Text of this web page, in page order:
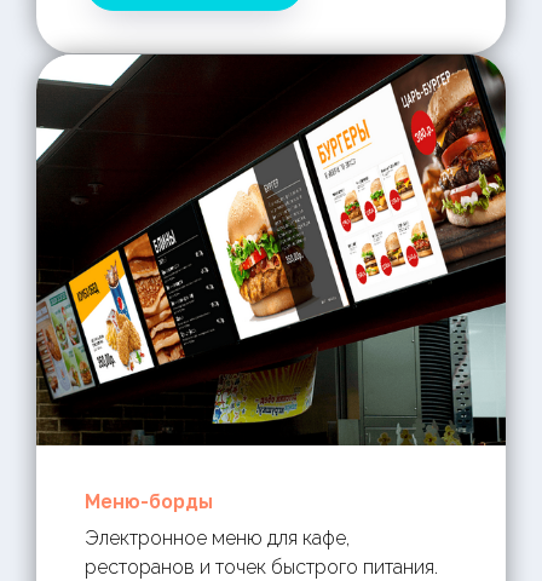
Меню-борды
Электронное меню для кафе,
ресторанов и точек быстрого питания.